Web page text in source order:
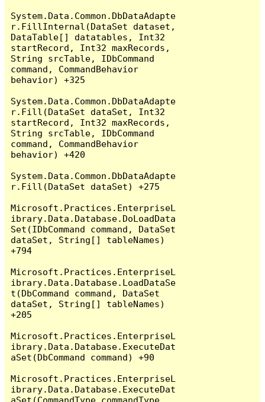
System.Data.Common.DbDataAdapte
r.FillInternal(DataSet dataset,
DataTable[] datatables, Int32
startRecord, Int32 maxRecords,
String srcTable, IDbCommand
command, CommandBehavior
behavior) +325
System.Data.Common.DbDataAdapte
r.Fill(DataSet dataSet, Int32
startRecord, Int32 maxRecords,
String srcTable, IDbCommand
command, CommandBehavior
behavior) +420
System.Data.Common.DbDataAdapte
r.Fill(DataSet dataSet) +275
Microsoft.Practices.EnterpriseL
ibrary.Data.Database.DoLoadData
Set(IDbCommand command, DataSet
dataSet, String[] tableNames)
+794
Microsoft.Practices.EnterpriseL
ibrary.Data.Database.LoadDataSe
t(DbCommand command, DataSet
dataSet, String[] tableNames)
+205
Microsoft.Practices.EnterpriseL
ibrary.Data.Database.ExecuteDat
aSet(DbCommand command) +90
Microsoft.Practices.EnterpriseL
ibrary.Data.Database.ExecuteDat
aSet(CommandType commandType,